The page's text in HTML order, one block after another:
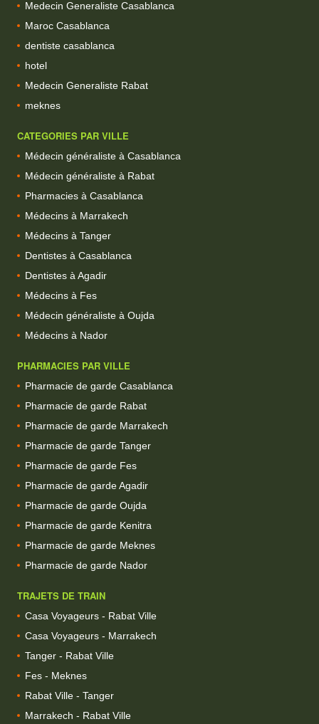
Medecin Generaliste Casablanca
Maroc Casablanca
dentiste casablanca
hotel
Medecin Generaliste Rabat
meknes
CATEGORIES PAR VILLE
Médecin généraliste à Casablanca
Médecin généraliste à Rabat
Pharmacies à Casablanca
Médecins à Marrakech
Médecins à Tanger
Dentistes à Casablanca
Dentistes à Agadir
Médecins à Fes
Médecin généraliste à Oujda
Médecins à Nador
PHARMACIES PAR VILLE
Pharmacie de garde Casablanca
Pharmacie de garde Rabat
Pharmacie de garde Marrakech
Pharmacie de garde Tanger
Pharmacie de garde Fes
Pharmacie de garde Agadir
Pharmacie de garde Oujda
Pharmacie de garde Kenitra
Pharmacie de garde Meknes
Pharmacie de garde Nador
TRAJETS DE TRAIN
Casa Voyageurs - Rabat Ville
Casa Voyageurs - Marrakech
Tanger - Rabat Ville
Fes - Meknes
Rabat Ville - Tanger
Marrakech - Rabat Ville